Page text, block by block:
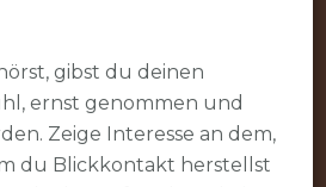
gibst du deinen
ernst genommen und
Zeige Interesse an dem,
du Blickkontakt herstellst